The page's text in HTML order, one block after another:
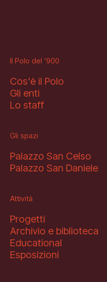
Il Polo del ‘900
Cos'è il Polo
Gli enti
Lo staff
Gli spazi
Palazzo San Celso
Palazzo San Daniele
Attività
Progetti
Archivio e biblioteca
Educational
Esposizioni